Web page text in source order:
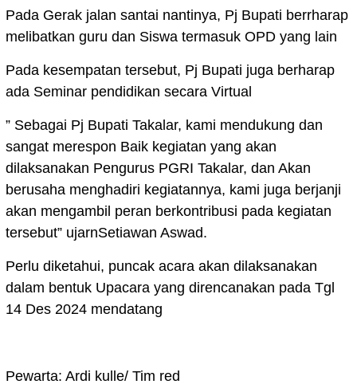
Pada Gerak jalan santai nantinya, Pj Bupati berrharap
melibatkan guru dan Siswa termasuk OPD yang lain
Pada kesempatan tersebut, Pj Bupati juga berharap
ada Seminar pendidikan secara Virtual
” Sebagai Pj Bupati Takalar, kami mendukung dan
sangat merespon Baik kegiatan yang akan
dilaksanakan Pengurus PGRI Takalar, dan Akan
berusaha menghadiri kegiatannya, kami juga berjanji
akan mengambil peran berkontribusi pada kegiatan
tersebut” ujarnSetiawan Aswad.
Perlu diketahui, puncak acara akan dilaksanakan
dalam bentuk Upacara yang direncanakan pada Tgl
14 Des 2024 mendatang
Pewarta: Ardi kulle/ Tim red